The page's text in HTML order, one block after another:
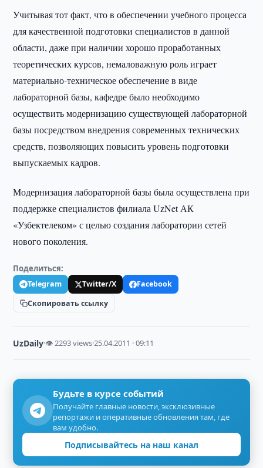
Учитывая тот факт, что в обеспечении учебного процесса
для качественной подготовки специалистов в данной
области, даже при наличии хорошо проработанных
теоретических курсов, немаловажную роль играет
материально-техническое обеспечение в виде
лабораторной базы, кафедре было необходимо
осуществить модернизацию существующей лабораторной
базы посредством внедрения современных технических
средств, позволяющих повысить уровень подготовки
выпускаемых кадров.
Модернизация лабораторной базы была осуществлена при
поддержке специалистов филиала UzNet АК
«Узбектелеком» с целью создания лаборатории сетей
нового поколения.
Поделиться:
Telegram Twitter/X
Facebook
Скопировать ссылку
UzDaily·👁 2293 views·25.04.2011 · 09:11
Будьте в курсе событий
Получайте главные новости, эксклюзивные
репортажи и оперативные обновления там, где
вам удобно.
Подписывайтесь на наш канал